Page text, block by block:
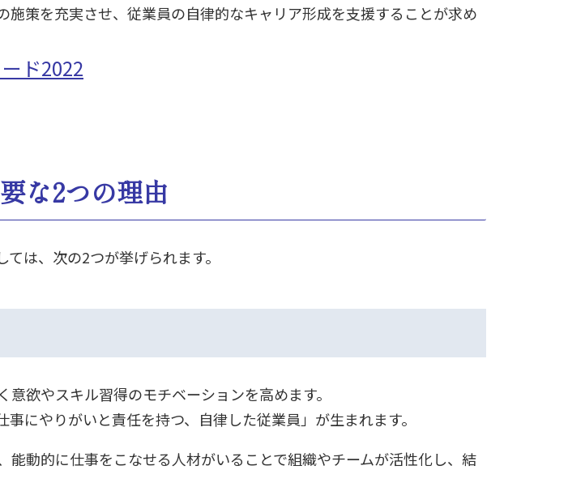
策を充実させ、従業員の自律的なキャリア形成を支援することが求め
ド2022
な2つの理由
は、次の2つが挙げられます。
欲やスキル習得のモチベーションを高めます。
にやりがいと責任を持つ、自律した従業員」が生まれます。
能動的に仕事をこなせる人材がいることで組織やチームが活性化し、結